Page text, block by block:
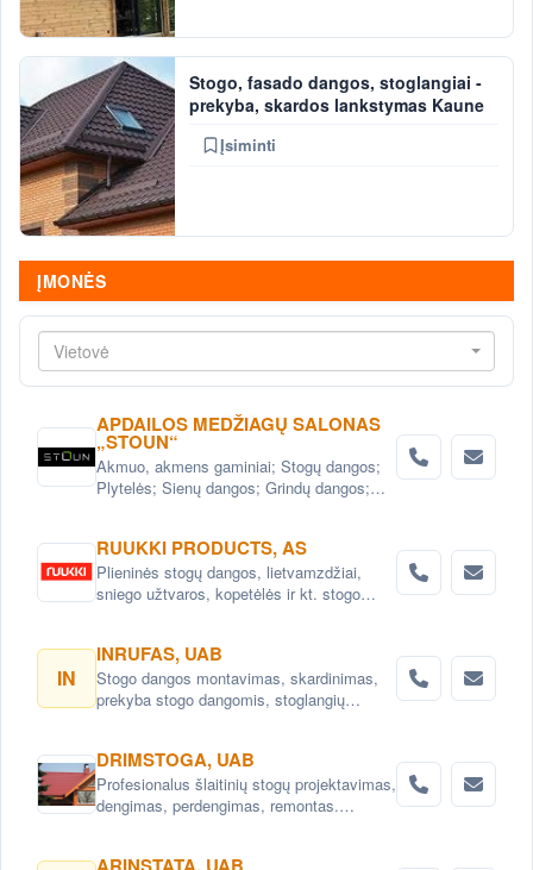
Stogo, fasado dangos, stoglangiai -
prekyba, skardos lankstymas Kaune
Įsiminti
ĮMONĖS
Vietovė
APDAILOS MEDŽIAGŲ SALONAS
„STOUN“
Akmuo, akmens gaminiai; Stogų dangos;
Plytelės; Sienų dangos; Grindų dangos;
RUUKKI PRODUCTS, AS
Plieninės stogų dangos, lietvamzdžiai,
sniego užtvaros, kopetėlės ir kt. stogo
IN
INRUFAS, UAB
Stogo dangos montavimas, skardinimas,
prekyba stogo dangomis, stoglangių
DRIMSTOGA, UAB
Profesionalus šlaitinių stogų projektavimas,
dengimas, perdengimas, remontas.